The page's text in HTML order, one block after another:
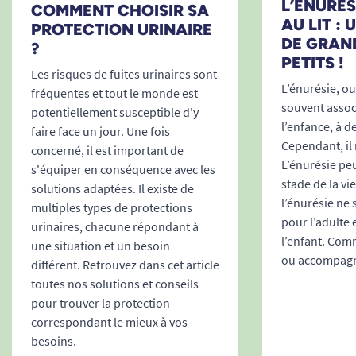
des personnes concernées, le modèle ProSkin
Super Small reste un allié discret et performant
aux moments clés de la journée.
Simplicité d’utilisation, autonomie
maximale
Enfilage facile: identique à un sous-vêtement
classique, sans nécessité de position allongée –
idéal pour ceux qui souhaitent rester autonomes
dans leur toilette.
Convient aux aidants: facilite la manipulation
lors des changements et évite les manipulations
désagréables ou intrusives.
Élasticité sur toute la ceinture
: s’ajuste à toutes
les morphologies comprises entre 65 et 85 cm
pour garantir maintien et sécurité, même en
mouvement.
COMMENT CHOISIR SA
PROTECTION URINAIRE
?
Les risques de fuites urinaires sont
fréquentes et tout le monde est
potentiellement susceptible d'y
faire face un jour. Une fois
concerné, il est important de
s'équiper en conséquence avec les
solutions adaptées. Il existe de
multiples types de protections
urinaires, chacune répondant à
une situation et un besoin
différent. Retrouvez dans cet article
toutes nos solutions et conseils
pour trouver la protection
correspondant le mieux à vos
besoins.
AU LIT :
DE
PETITS !
L’énurésie,
souvent
l’enfance, à
Cependant, il
L’énurésie
stade de la
l’énurésie ne
pour l’adulte
l’enfant.
ou